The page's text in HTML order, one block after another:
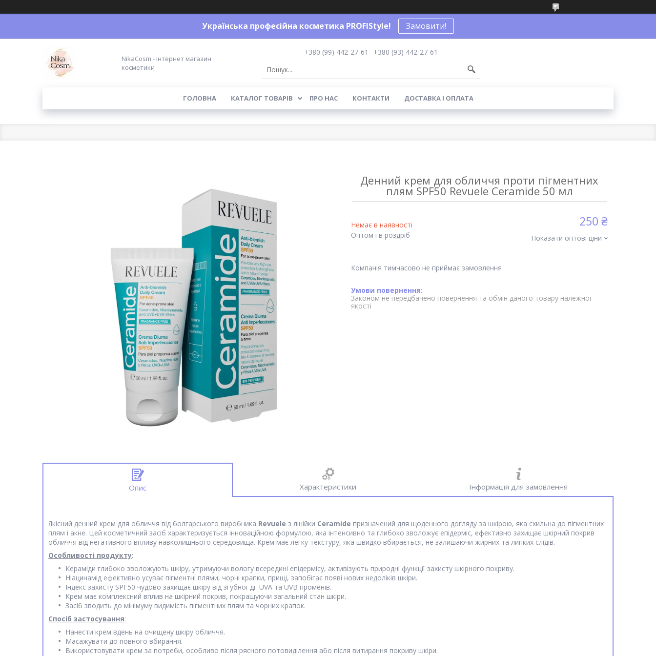
Українська професійна косметика PROFIStyle! Замовити!
NikaCosm - інтернет магазин
косметики
+380 (99) 442-27-61 +380 (93) 442-27-61
ГОЛОВНА КАТАЛОГ ТОВАРІВ ПРО НАС КОНТАКТИ ДОСТАВКА І ОПЛАТА
Денний крем для обличчя проти пігментних
плям SPF50 Revuele Ceramide 50 мл
Немає в наявності
Оптом і в роздріб
250 ₴
Показати оптові ціни
Компанія тимчасово не приймає замовлення
Законом не передбачено повернення та обмін даного товару належної
якості
Опис Характеристики Інформація для замовлення
Якісний денний крем для обличчя від болгарського виробника Revuele з лінійки Ceramide призначений для щоденного догляду за шкірою, яка схильна до пігментних
плям і акне. Цей косметичний засіб характеризується інноваційною формулою, яка інтенсивно та глибоко зволожує епідерміс, ефективно захищає шкірний покрив
обличчя від негативного впливу навколишнього середовища. Крем має легку текстуру, яка швидко вбирається, не залишаючи жирних та липких слідів.
Особливості продукту:
Кераміди глибоко зволожують шкіру, утримуючи вологу всередині епідермісу, активізують природні функції захисту шкірного покриву.
Ніацинамід ефективно усуває пігментні плями, чорні крапки, прищі, запобігає появі нових недоліків шкіри.
Індекс захисту SPF50 чудово захищає шкіру від згубної дії UVA та UVB променів.
Крем має комплексний вплив на шкірний покрив, покращуючи загальний стан шкіри.
Засіб зводить до мінімуму видимість пігментних плям та чорних крапок.
Спосіб застосування:
Нанести крем вдень на очищену шкіру обличчя.
Масажувати до повного вбирання.
Використовувати крем за потреби, особливо після рясного потовиділення або після витирання покриву шкіри.